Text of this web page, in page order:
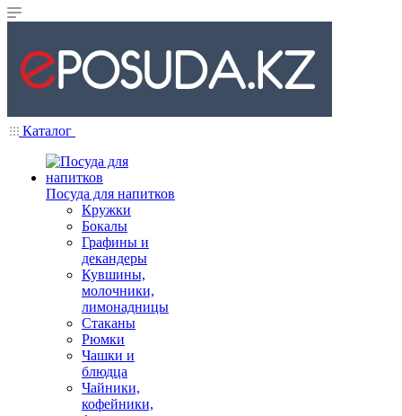
Каталог
Посуда для напитков
Кружки
Бокалы
Графины и
декандеры
Кувшины,
молочники,
лимонадницы
Стаканы
Рюмки
Чашки и
блюдца
Чайники,
кофейники,